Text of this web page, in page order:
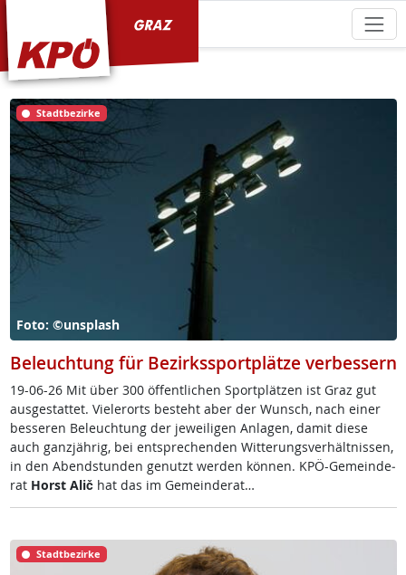
Stadtbezirke
Foto: ©unsplash
Beleuchtung für Bezirkssportplätze verbessern
19-06-26 Mit über 300 öf­f­ent­li­chen Sport­plät­zen ist Graz gut
aus­ge­stat­tet. Vie­ler­orts be­steht aber der Wunsch, nach ei­ner
bes­se­ren Be­leuch­tung der je­wei­li­gen An­la­gen, da­mit die­se
auch ganz­jäh­rig, bei ent­sp­re­chen­den Wit­te­rungs­ver­hält­nis­sen,
in den Abend­stun­den ge­nutzt wer­den kön­nen. KPÖ-Ge­mein­de­
rat Horst Alič hat das im Ge­mein­de­rat…
Stadtbezirke